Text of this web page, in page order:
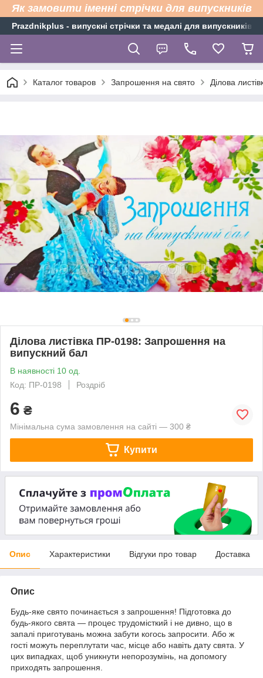
Як замовити іменні стрічки для випускників
Рrazdnikplus - випускні стрічки та медалі для випускників
Каталог товаров Запрошення на свято Ділова
Ділова листівка ПР-0198: Запрошення на
випускний бал
В наявності 10 од.
Код: ПР-0198
Роздріб
6 ₴
Мінімальна сума замовлення на сайті — 300 ₴
Купити
Опис Характеристики Відгуки про товар Доставка
Опис
Будь-яке свято починається з запрошення! Підготовка до
будь-якого свята — процес трудомісткий і не дивно, що в
запалі приготувань можна забути когось запросити. Або ж
гості можуть переплутати час, місце або навіть дату свята. У
цих випадках, щоб уникнути непорозумінь, на допомогу
приходять запрошення.